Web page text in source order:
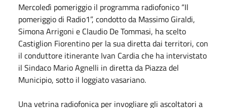
Mercoledì pomeriggio il programma radiofonico “Il
pomeriggio di Radio1”, condotto da Massimo Giraldi,
Simona Arrigoni e Claudio De Tommasi, ha scelto
Castiglion Fiorentino per la sua diretta dai territori, con
il conduttore itinerante Ivan Cardia che ha intervistato
il Sindaco Mario Agnelli in diretta da Piazza del
Municipio, sotto il loggiato vasariano.
Una vetrina radiofonica per invogliare gli ascoltatori a